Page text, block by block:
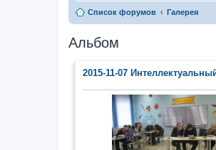
Список форумов Галерея
Альбом
2015-11-07 Интеллектуальный лагерь